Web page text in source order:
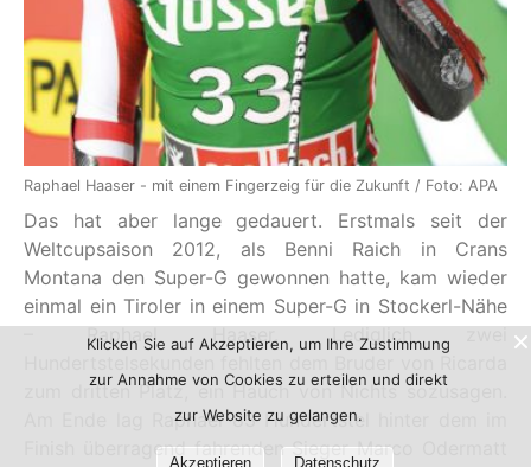
Raphael Haaser - mit einem Fingerzeig für die Zukunft / Foto: APA
Das hat aber lange gedauert. Erstmals seit der
Weltcupsaison 2012, als Benni Raich in Crans
Montana den Super-G gewonnen hatte, kam wieder
einmal ein Tiroler in einem Super-G in Stockerl-Nähe
– Raphael Haaser. Lediglich zwei
zum dritten Platz, ein Hauch von Nichts sozusagen.
Am Ende lag Raphael 83 Hundertstel hinter dem im
Finish überragend fahrenden Sieger Marco Odermatt
Klicken Sie auf Akzeptieren, um Ihre Zustimmung
zur Annahme von Cookies zu erteilen und direkt
zur Website zu gelangen.
Akzeptieren Datenschutz